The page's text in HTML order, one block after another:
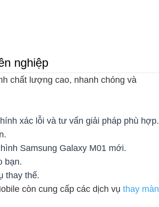
nghiệp
chất lượng cao, nhanh chóng và
xác lỗi và tư vấn giải pháp phù hợp.
Samsung Galaxy M01 mới.
bạn.
thay thế.
còn cung cấp các dịch vụ thay màn